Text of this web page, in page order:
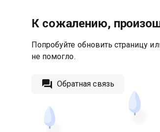
К сожалению,
Попробуйте обновить страницу
не помогло.
Обратная связь